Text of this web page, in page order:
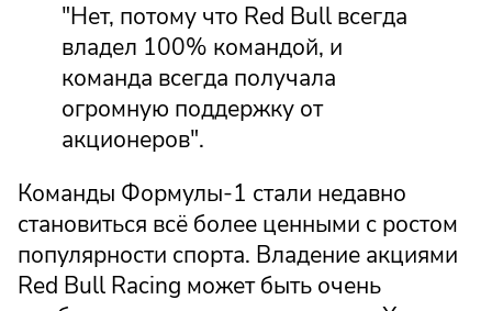
"Нет, потому что Red Bull всегда
владел 100% командой, и
команда всегда получала
огромную поддержку от
акционеров".
Команды Формулы-1 стали недавно
становиться всё более ценными с ростом
популярности спорта. Владение акциями
Red Bull Racing может быть очень